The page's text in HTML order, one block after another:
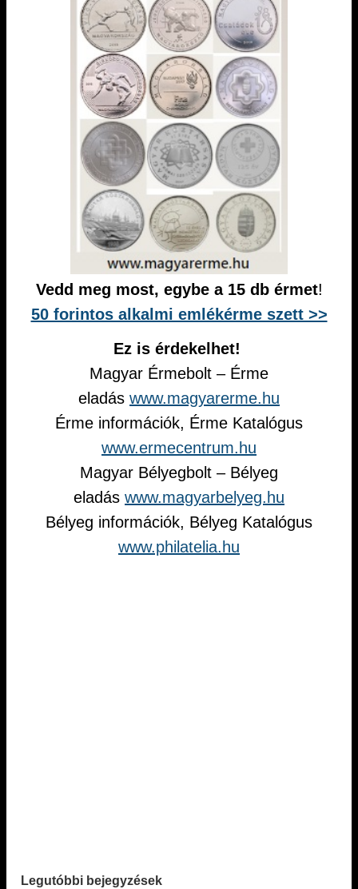
Vedd meg most, egybe a 15 db érmet!
50 forintos alkalmi emlékérme szett >>
Ez is érdekelhet!
Magyar Érmebolt – Érme
eladás www.magyarerme.hu
Érme információk, Érme Katalógus
www.ermecentrum.hu
Magyar Bélyegbolt – Bélyeg
eladás www.magyarbelyeg.hu
Bélyeg információk, Bélyeg Katalógus
www.philatelia.hu
Legutóbbi bejegyzések